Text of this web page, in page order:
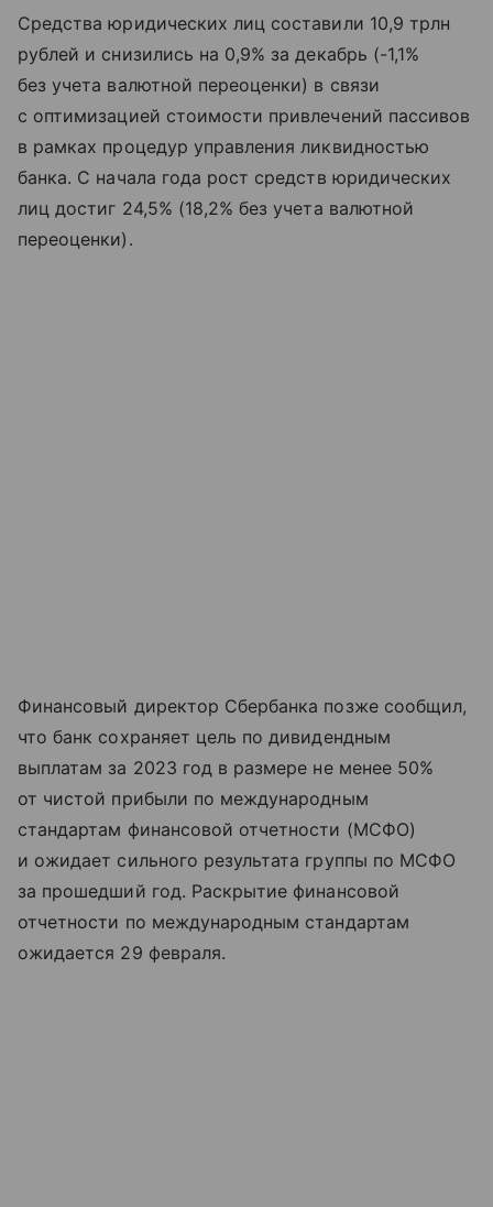
Средства юридических лиц составили 10,9 трлн
рублей и снизились на 0,9% за декабрь (-1,1%
без учета валютной переоценки) в связи
с оптимизацией стоимости привлечений пассивов
в рамках процедур управления ликвидностью
банка. С начала года рост средств юридических
лиц достиг 24,5% (18,2% без учета валютной
переоценки).
Финансовый директор Сбербанка позже сообщил,
что банк сохраняет цель по дивидендным
выплатам за 2023 год в размере не менее 50%
от чистой прибыли по международным
стандартам финансовой отчетности (МСФО)
и ожидает сильного результата группы по МСФО
за прошедший год. Раскрытие финансовой
отчетности по международным стандартам
ожидается 29 февраля.